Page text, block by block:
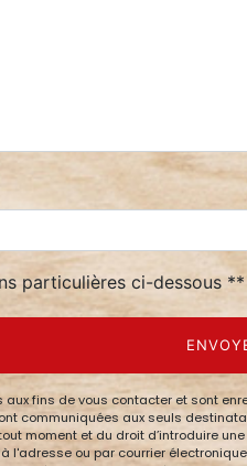
particulières ci-dessous **
fins de vous contacter et sont
communiquées aux seuls
moment et du droit d’introduire
l'adresse ou par courrier